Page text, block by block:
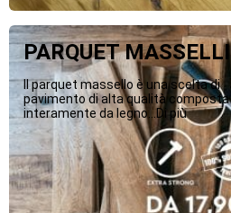
PARQUET MASSELLI
Il parquet massello è una scelta di
pavimento di alta qualità composta
interamente da legno...Di più